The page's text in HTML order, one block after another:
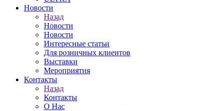
Новости
Назад
Новости
Новости
Интересные статьи
Для розничных клиентов
Выставки
Мероприятия
Контакты
Назад
Контакты
О Нас